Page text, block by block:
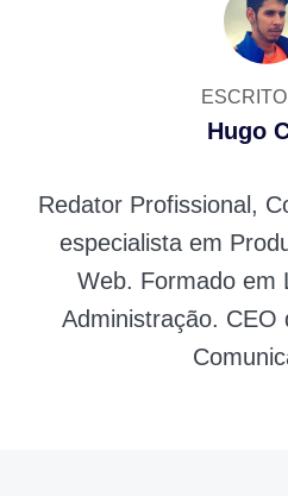
Hugo
Redator Profissional,
especialista em
Web. Formado em
Administração. CEO